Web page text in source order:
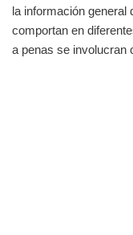
la información general
comportan en
a penas se involucran